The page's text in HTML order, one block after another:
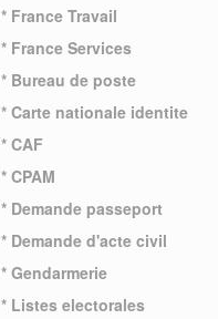
* France Travail
* France Services
* Bureau de poste
* Carte nationale identite
* CAF
* CPAM
* Demande passeport
* Demande d'acte civil
* Gendarmerie
* Listes electorales